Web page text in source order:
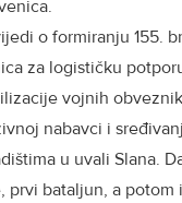
o formiranju 155.
za logističku
vojnih
nabavci i
u uvali Slana.
prvi bataljun, a potom